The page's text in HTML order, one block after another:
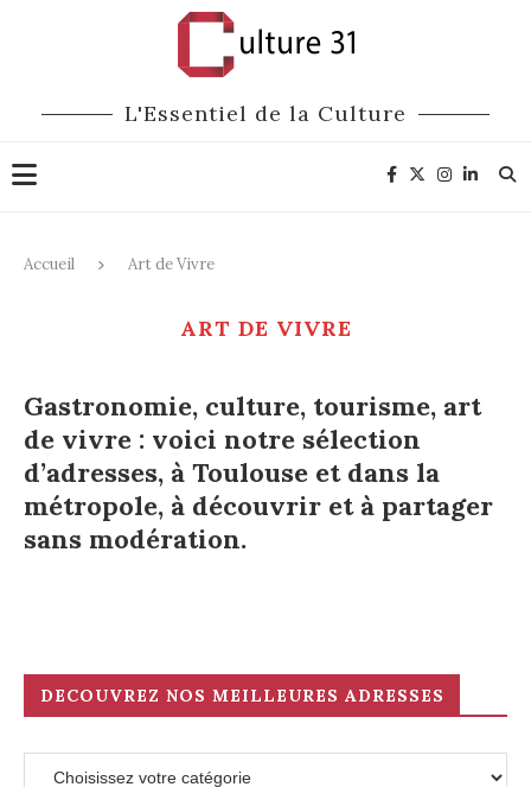
L'Essentiel de la Culture
Accueil Art de Vivre
ART DE VIVRE
Gastronomie, culture, tourisme, art
de vivre : voici notre sélection
d’adresses, à Toulouse et dans la
métropole, à découvrir et à partager
sans modération.
DECOUVREZ NOS MEILLEURES ADRESSES